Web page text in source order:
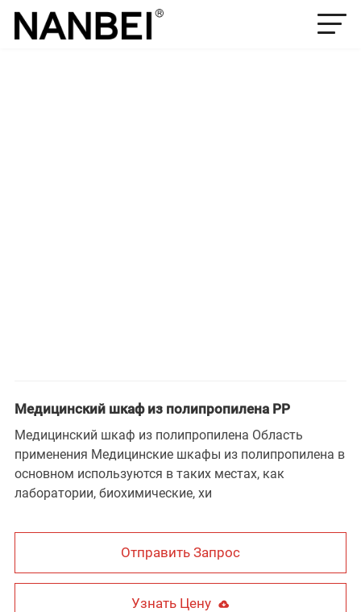
Медицинский шкаф из полипропилена PP
Медицинский шкаф из полипропилена Область
применения Медицинские шкафы из полипропилена в
основном используются в таких местах, как
лаборатории, биохимические, хи
Отправить Запрос
Узнать Цену